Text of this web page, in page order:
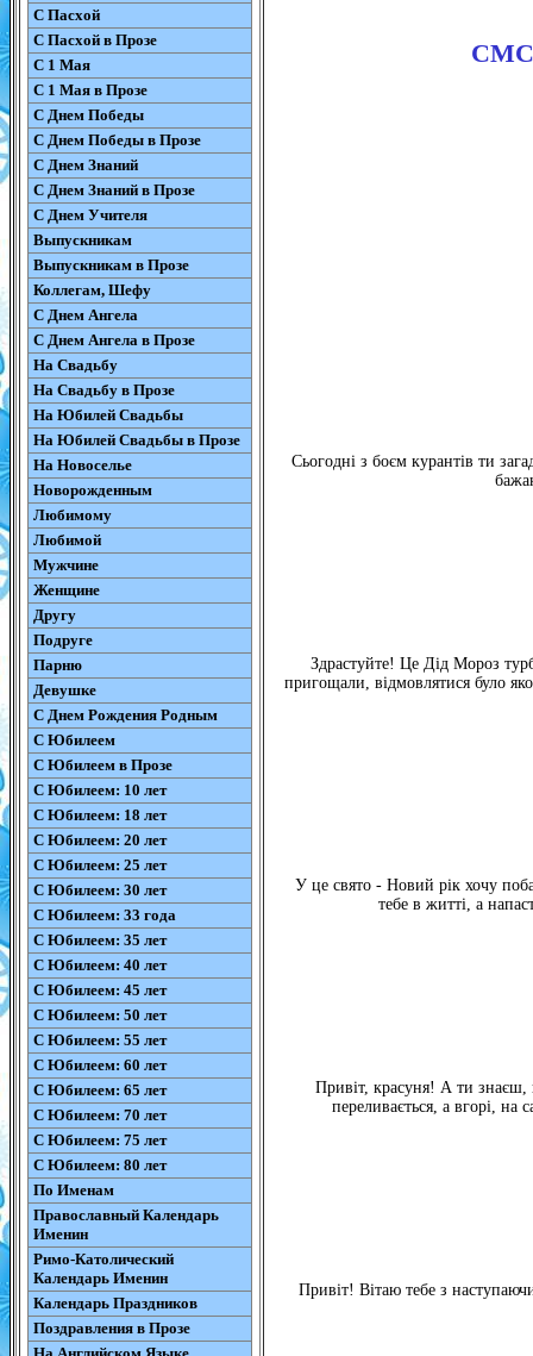
С Пасхой
С Пасхой в Прозе
С 1 Мая
С 1 Мая в Прозе
С Днем Победы
С Днем Победы в Прозе
С Днем Знаний
С Днем Знаний в Прозе
С Днем Учителя
Выпускникам
Выпускникам в Прозе
Коллегам, Шефу
С Днем Ангела
С Днем Ангела в Прозе
На Свадьбу
На Свадьбу в Прозе
На Юбилей Свадьбы
На Юбилей Свадьбы в Прозе
На Новоселье
Новорожденным
Любимому
Любимой
Мужчине
Женщине
Другу
Подруге
Парню
Девушке
С Днем Рождения Родным
С Юбилеем
С Юбилеем в Прозе
С Юбилеем: 10 лет
С Юбилеем: 18 лет
С Юбилеем: 20 лет
С Юбилеем: 25 лет
С Юбилеем: 30 лет
С Юбилеем: 33 года
С Юбилеем: 35 лет
С Юбилеем: 40 лет
С Юбилеем: 45 лет
С Юбилеем: 50 лет
С Юбилеем: 55 лет
С Юбилеем: 60 лет
С Юбилеем: 65 лет
С Юбилеем: 70 лет
С Юбилеем: 75 лет
С Юбилеем: 80 лет
По Именам
Православный Календарь
Именин
Римо-Католический
Календарь Именин
Календарь Праздников
Поздравления в Прозе
СМС
Сьогодні з боєм курантів ти
Здрастуйте! Це Дід Мороз
пригощали, відмовлятися було
У це свято - Новий рік хочу
тебе в житті, а
Привіт, красуня! А ти знаєш,
переливається, а вгорі,
Привіт! Вітаю тебе з